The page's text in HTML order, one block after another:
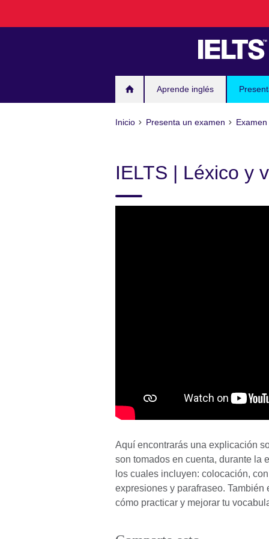
Aprende inglés
Inicio Presenta un examen
IELTS | Léxico y
Aquí encontrarás una explicación
son tomados en cuenta, durante la
los cuales incluyen: colocación,
expresiones y parafraseo.
cómo practicar y mejorar tu